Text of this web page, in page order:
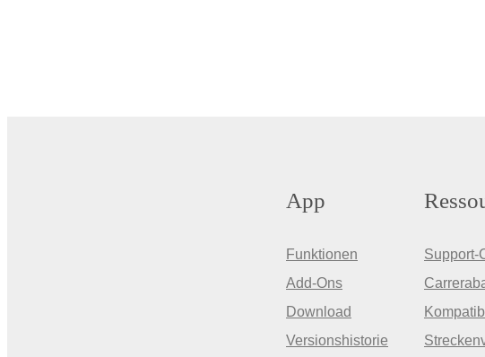
App
Funktionen
Add-Ons
Download
Versionshistorie
Support-